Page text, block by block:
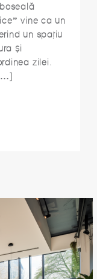
vine ca un
un spațiu
și
zilei.